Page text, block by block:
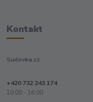
Kontakt
Sudovka.cz
+420 732 243 174
10:00 - 16:00